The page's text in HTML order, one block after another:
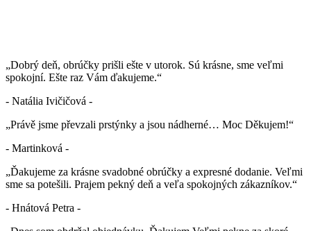
„Dobrý deň, obrúčky prišli ešte v utorok. Sú krásne, sme veľmi
spokojní. Ešte raz Vám ďakujeme.“
- Natália Ivičičová -
„Právě jsme převzali prstýnky a jsou nádherné… Moc Děkujem!“
- Martinková -
„Ďakujeme za krásne svadobné obrúčky a expresné dodanie. Veľmi
sme sa potešili. Prajem pekný deň a veľa spokojných zákazníkov.“
- Hnátová Petra -